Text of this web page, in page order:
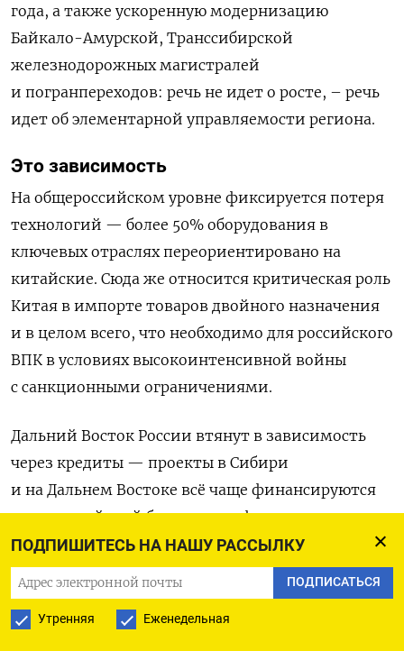
ПОДПИШИТЕСЬ НА НАШУ РАССЫЛКУ
ПОДПИСАТЬСЯ
Утренняя Еженедельная
года, а также ускоренную модернизацию
Байкало-Амурской, Транссибирской
железнодорожных магистралей
и погранпереходов: речь не идет о росте, – речь
идет об элементарной управляемости региона.
Это зависимость
На общероссийском уровне фиксируется потеря
технологий — более 50% оборудования в
ключевых отраслях переориентировано на
китайские. Сюда же относится критическая роль
Китая в импорте товаров двойного назначения
и в целом всего, что необходимо для российского
ВПК в условиях высокоинтенсивной войны
с санкционными ограничениями.
Дальний Восток России втянут в зависимость
через кредиты — проекты в Сибири
и на Дальнем Востоке всё чаще финансируются
через китайский банки, а вся финансовая
система РФ постепенно уходит из-под
контроля — доля юаня во внешних расчетах
превысила 30%, деньги за ресурсы проходят
через чужую банковскую систему.